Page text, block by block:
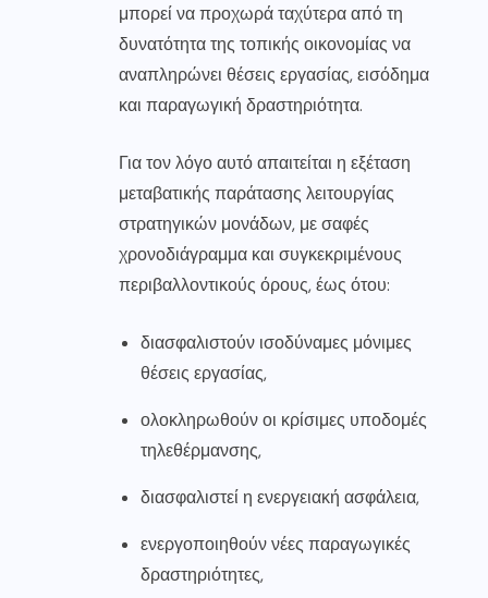
μπορεί να προχωρά ταχύτερα από τη
δυνατότητα της τοπικής οικονομίας να
αναπληρώνει θέσεις εργασίας, εισόδημα
και παραγωγική δραστηριότητα.
Για τον λόγο αυτό απαιτείται η εξέταση
μεταβατικής παράτασης λειτουργίας
στρατηγικών μονάδων, με σαφές
χρονοδιάγραμμα και συγκεκριμένους
περιβαλλοντικούς όρους, έως ότου:
διασφαλιστούν ισοδύναμες μόνιμες
θέσεις εργασίας,
ολοκληρωθούν οι κρίσιμες υποδομές
τηλεθέρμανσης,
διασφαλιστεί η ενεργειακή ασφάλεια,
ενεργοποιηθούν νέες παραγωγικές
δραστηριότητες,